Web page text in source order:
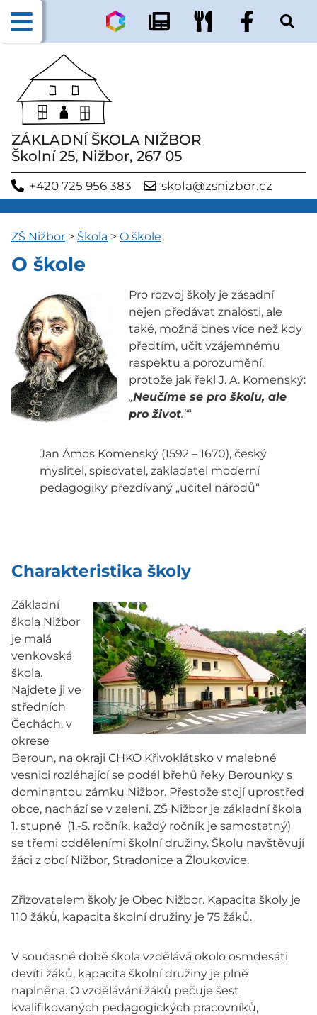
ZÁKLADNÍ ŠKOLA NIŽBOR
Školní 25, Nižbor, 267 05
+420 725 956 383 skola@zsnizbor.cz
ZŠ Nižbor > Škola > O škole
O škole
Pro rozvoj školy je zásadní
nejen předávat znalosti, ale
také, možná dnes více než kdy
předtím, učit vzájemnému
respektu a porozumění,
protože jak řekl J. A. Komenský:
„Neučíme se pro školu, ale
pro život.““
Jan Ámos Komenský (1592 – 1670), český
myslitel, spisovatel, zakladatel moderní
pedagogiky přezdívaný „učitel národů“
Charakteristika školy
Základní
škola Nižbor
je malá
venkovská
škola.
Najdete ji ve
středních
Čechách, v
okrese
Beroun, na okraji CHKO Křivoklátsko v malebné
vesnici rozléhající se podél břehů řeky Berounky s
dominantou zámku Nižbor. Přestože stojí uprostřed
obce, nachází se v zeleni. ZŠ Nižbor je základní škola
1. stupně (1.-5. ročník, každý ročník je samostatný)
se třemi odděleními školní družiny. Školu navštěvují
žáci z obcí Nižbor, Stradonice a Žloukovice.
Zřizovatelem školy je Obec Nižbor. Kapacita školy je
110 žáků, kapacita školní družiny je 75 žáků.
V současné době škola vzdělává okolo osmdesáti
devíti žáků, kapacita školní družiny je plně
naplněna. O vzdělávání žáků pečuje šest
kvalifikovaných pedagogických pracovníků,